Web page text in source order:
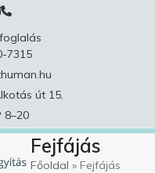
7315
út 15.
8–20
Fejfájás
Főoldal » Fejfájás